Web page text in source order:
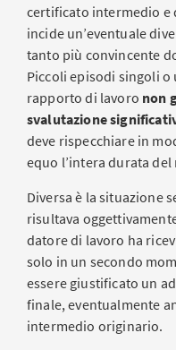
certificato intermedio e
incide un’eventuale
tanto più convincente
Piccoli episodi singoli
rapporto di lavoro non
svalutazione
deve rispecchiare in
equo l’intera durata
Diversa è la situazione
risultava
datore di lavoro ha
solo in un secondo
essere giustificato un
finale, eventualmente
intermedio originario.